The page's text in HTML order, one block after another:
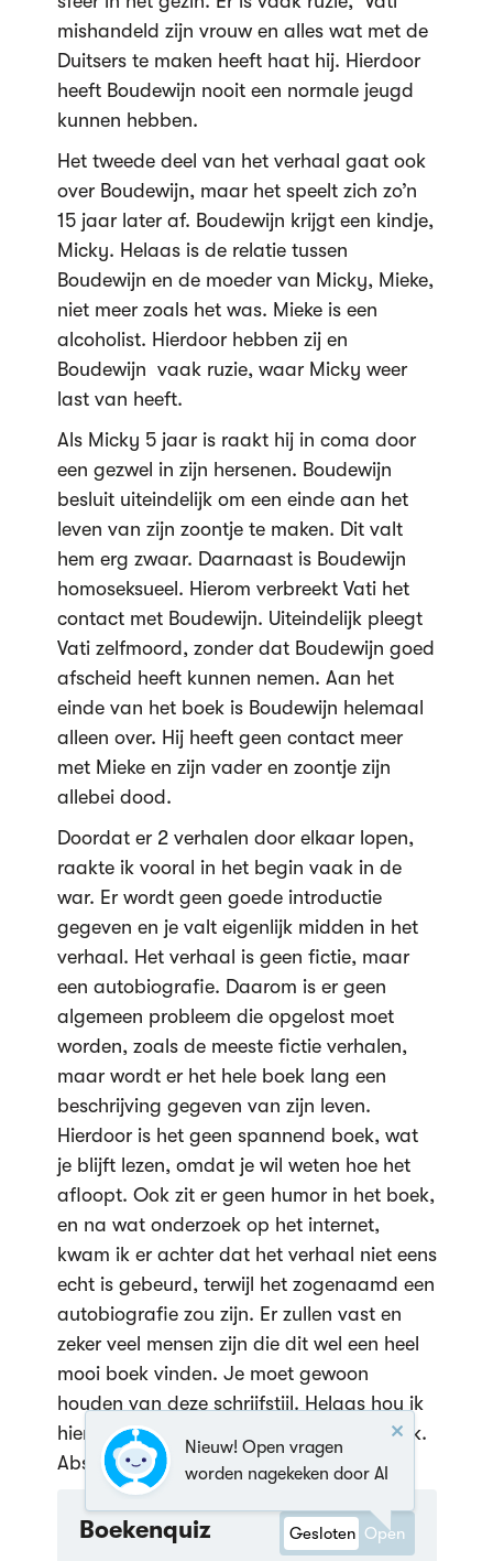
mishandeld zijn vrouw en alles wat met de
Duitsers te maken heeft haat hij. Hierdoor
heeft Boudewijn nooit een normale jeugd
kunnen hebben.
Het tweede deel van het verhaal gaat ook
over Boudewijn, maar het speelt zich zo’n
15 jaar later af. Boudewijn krijgt een kindje,
Micky. Helaas is de relatie tussen
Boudewijn en de moeder van Micky, Mieke,
niet meer zoals het was. Mieke is een
alcoholist. Hierdoor hebben zij en
Boudewijn vaak ruzie, waar Micky weer
last van heeft.
Als Micky 5 jaar is raakt hij in coma door
een gezwel in zijn hersenen. Boudewijn
besluit uiteindelijk om een einde aan het
leven van zijn zoontje te maken. Dit valt
hem erg zwaar. Daarnaast is Boudewijn
homoseksueel. Hierom verbreekt Vati het
contact met Boudewijn. Uiteindelijk pleegt
Vati zelfmoord, zonder dat Boudewijn goed
afscheid heeft kunnen nemen. Aan het
einde van het boek is Boudewijn helemaal
alleen over. Hij heeft geen contact meer
met Mieke en zijn vader en zoontje zijn
allebei dood.
Doordat er 2 verhalen door elkaar lopen,
raakte ik vooral in het begin vaak in de
war. Er wordt geen goede introductie
gegeven en je valt eigenlijk midden in het
verhaal. Het verhaal is geen fictie, maar
een autobiografie. Daarom is er geen
algemeen probleem die opgelost moet
worden, zoals de meeste fictie verhalen,
maar wordt er het hele boek lang een
beschrijving gegeven van zijn leven.
Hierdoor is het geen spannend boek, wat
je blijft lezen, omdat je wil weten hoe het
afloopt. Ook zit er geen humor in het boek,
en na wat onderzoek op het internet,
kwam ik er achter dat het verhaal niet eens
echt is gebeurd, terwijl het zogenaamd een
autobiografie zou zijn. Er zullen vast en
zeker veel mensen zijn die dit wel een heel
mooi boek vinden. Je moet gewoon
houden van deze schrijfstijl. Helaas hou ik
hier niet van en vond ik het een saai boek.
Absoluut geen aanrader…
Boekenquiz Gesloten Open
Nieuw! Open vragen
worden nagekeken door AI